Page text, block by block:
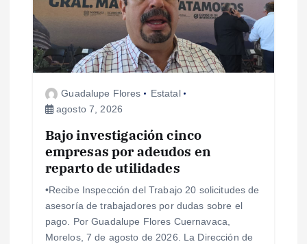
Guadalupe Flores
Estatal
agosto 7, 2026
Bajo investigación cinco
empresas por adeudos en
reparto de utilidades
•Recibe Inspección del Trabajo 20 solicitudes de
asesoría de trabajadores por dudas sobre el
pago. Por Guadalupe Flores Cuernavaca,
Morelos, 7 de agosto de 2026. La Dirección de